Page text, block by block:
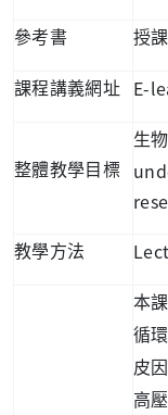
參考書 授
課程講義網址 E-
整體教學目標
生
教學方法
本
循
皮
高